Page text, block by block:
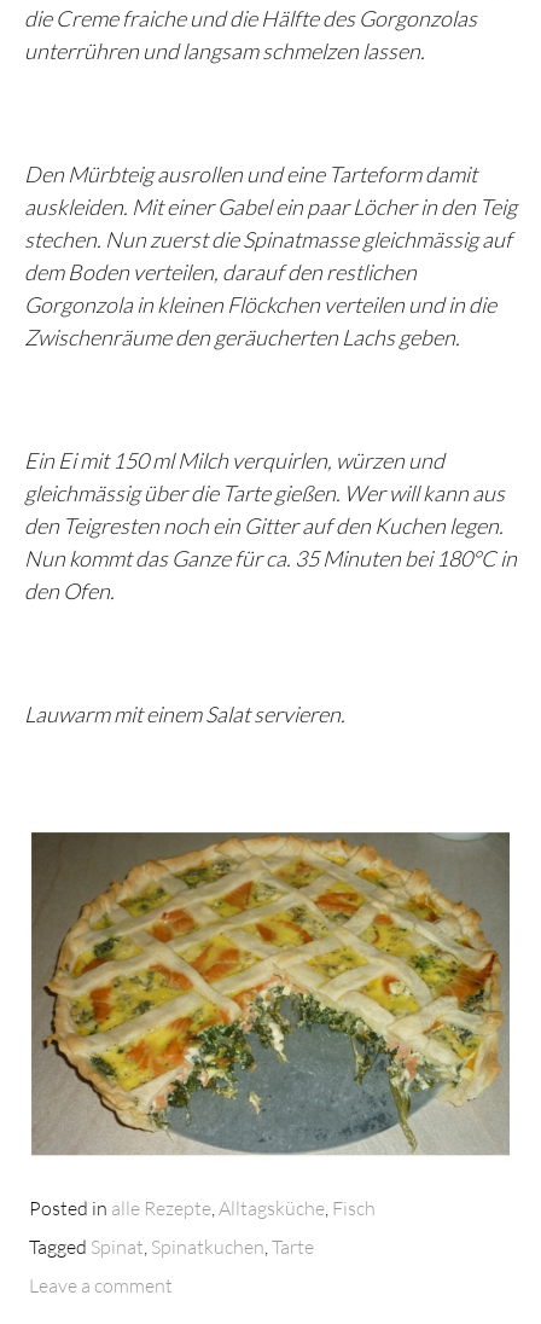
die Creme fraiche und die Hälfte des Gorgonzolas
unterrühren und langsam schmelzen lassen.
Den Mürbteig ausrollen und eine Tarteform damit
auskleiden. Mit einer Gabel ein paar Löcher in den Teig
stechen. Nun zuerst die Spinatmasse gleichmässig auf
dem Boden verteilen, darauf den restlichen
Gorgonzola in kleinen Flöckchen verteilen und in die
Zwischenräume den geräucherten Lachs geben.
Ein Ei mit 150 ml Milch verquirlen, würzen und
gleichmässig über die Tarte gießen. Wer will kann aus
den Teigresten noch ein Gitter auf den Kuchen legen.
Nun kommt das Ganze für ca. 35 Minuten bei 180°C in
den Ofen.
Lauwarm mit einem Salat servieren.
Posted in alle Rezepte Alltagsküche Fisch
Tagged Spinat Spinatkuchen Tarte
Leave a comment